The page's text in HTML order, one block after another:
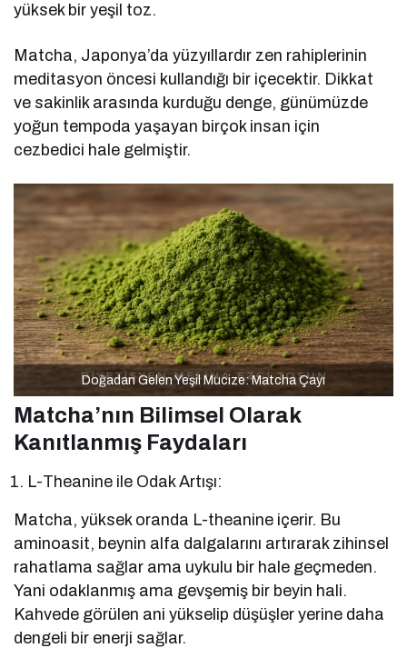
yüksek bir yeşil toz.
Matcha, Japonya’da yüzyıllardır zen rahiplerinin
meditasyon öncesi kullandığı bir içecektir. Dikkat
ve sakinlik arasında kurduğu denge, günümüzde
yoğun tempoda yaşayan birçok insan için
cezbedici hale gelmiştir.
Doğadan Gelen Yeşil Mucize: Matcha Çayı
Matcha’nın Bilimsel Olarak
Kanıtlanmış Faydaları
L-Theanine ile Odak Artışı:
Matcha, yüksek oranda L-theanine içerir. Bu
aminoasit, beynin alfa dalgalarını artırarak zihinsel
rahatlama sağlar ama uykulu bir hale geçmeden.
Yani odaklanmış ama gevşemiş bir beyin hali.
Kahvede görülen ani yükselip düşüşler yerine daha
dengeli bir enerji sağlar.